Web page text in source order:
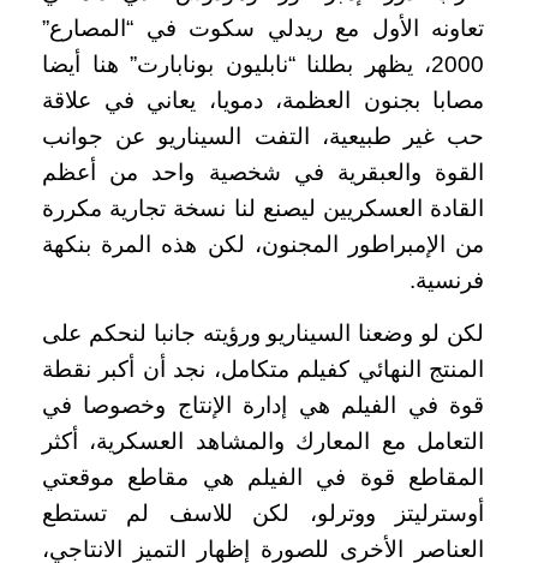
تعاونه الأول مع ريدلي سكوت في “المصارع”
2000، يظهر بطلنا “نابليون بونابارت” هنا أيضا
مصابا بجنون العظمة، دمويا، يعاني في علاقة
حب غير طبيعية، التفت السيناريو عن جوانب
القوة والعبقرية في شخصية واحد من أعظم
القادة العسكريين ليصنع لنا نسخة تجارية مكررة
من الإمبراطور المجنون، لكن هذه المرة بنكهة
فرنسية.
لكن لو وضعنا السيناريو ورؤيته جانبا لنحكم على
المنتج النهائي كفيلم متكامل، نجد أن أكبر نقطة
قوة في الفيلم هي إدارة الإنتاج وخصوصا في
التعامل مع المعارك والمشاهد العسكرية، أكثر
المقاطع قوة في الفيلم هي مقاطع موقعتي
أوسترليتز ووترلو، لكن للاسف لم تستطع
العناصر الأخرى للصورة إظهار التميز الانتاجي،